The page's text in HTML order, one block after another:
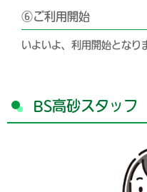
⑥ご利用開始
いよいよ、利用開始となり
BS高砂スタッフ